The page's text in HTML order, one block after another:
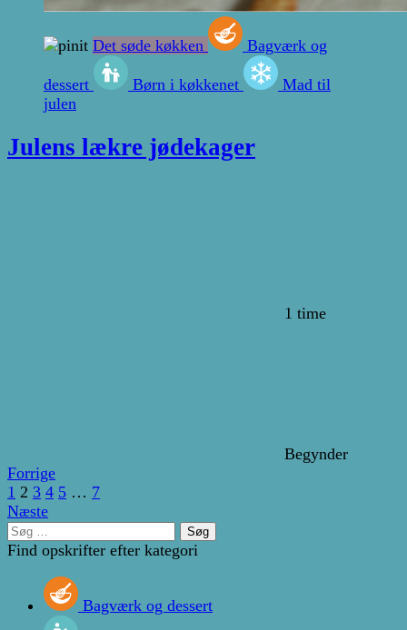
Det søde køkken Bagværk og
dessert Børn i køkkenet
Mad til
julen
Julens lækre jødekager
1 time
Begynder
Forrige
1 2 3 4 5 … 7
Næste
Søg
efter:
Find opskrifter efter kategori
Bagværk og dessert